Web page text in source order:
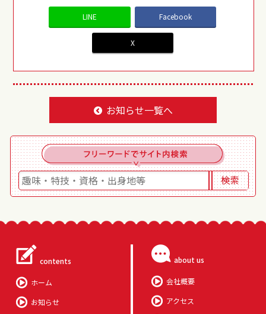
LINE Facebook
X
お知らせ一覧へ
contents
ホーム
お知らせ
about us
会社概要
アクセス